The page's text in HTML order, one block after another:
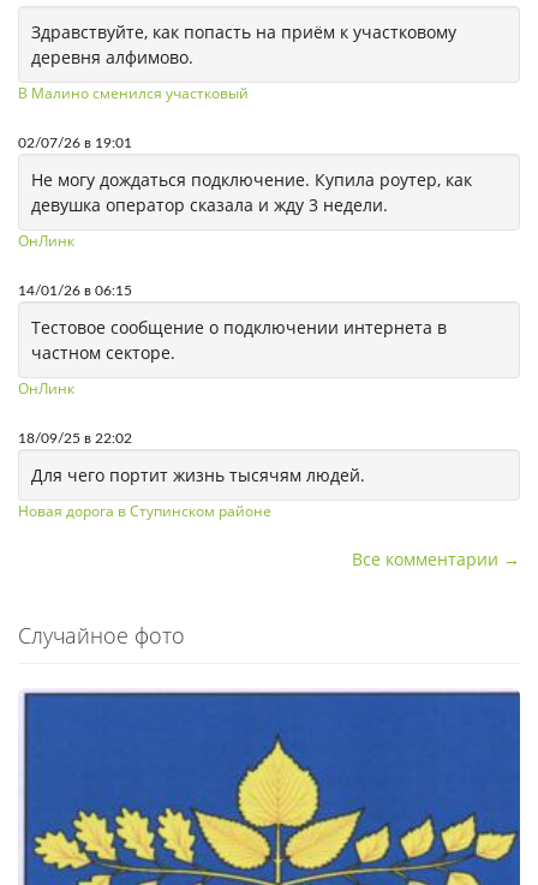
Здравствуйте, как попасть на приём к участковому
деревня алфимово.
В Малино сменился участковый
02/07/26 в 19:01
Не могу дождаться подключение. Купила роутер, как
девушка оператор сказала и жду 3 недели.
ОнЛинк
14/01/26 в 06:15
Тестовое сообщение о подключении интернета в
частном секторе.
ОнЛинк
18/09/25 в 22:02
Для чего портит жизнь тысячям людей.
Новая дорога в Ступинском районе
Все комментарии →
Случайное фото